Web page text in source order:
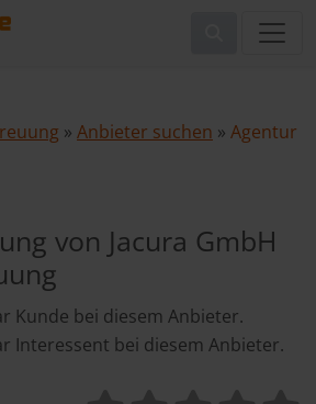
» Anbieter suchen » Agentur
von Jacura GmbH
Kunde bei diesem Anbieter.
Interessent bei diesem Anbieter.